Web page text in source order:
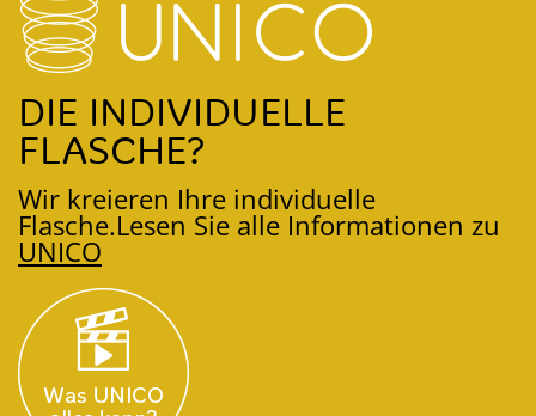
DIE INDIVIDUELLE
FLASCHE?
Wir kreieren Ihre individuelle
Flasche.Lesen Sie alle Informationen zu
UNICO